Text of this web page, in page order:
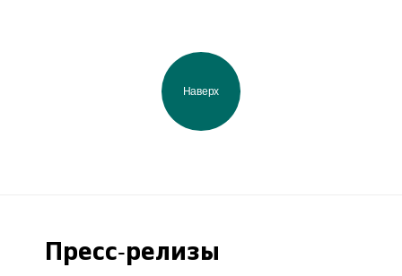
Наверх
Пресс-релизы